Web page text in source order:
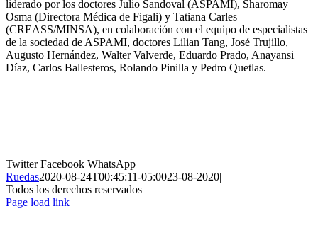
liderado por los doctores Julio Sandoval (ASPAMI), Sharomay
Osma (Directora Médica de Figali) y Tatiana Carles
(CREASS/MINSA), en colaboración con el equipo de especialistas
de la sociedad de ASPAMI, doctores Lilian Tang, José Trujillo,
Augusto Hernández, Walter Valverde, Eduardo Prado, Anayansi
Díaz, Carlos Ballesteros, Rolando Pinilla y Pedro Quetlas.
TwitterFacebook WhatsApp
Ruedas2020-08-24T00:45:11-05:0023-08-2020|
Todos los derechos reservados
Page load link